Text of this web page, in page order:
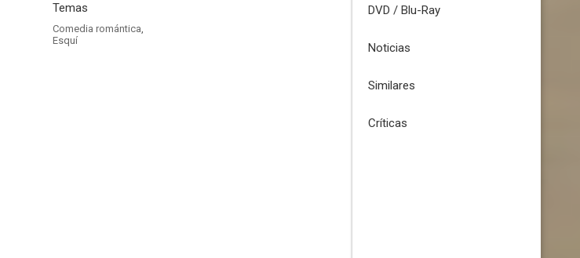
Temas
Comedia romántica,
Esquí
DVD / Blu-Ray
Noticias
Similares
Críticas